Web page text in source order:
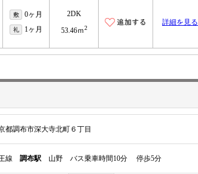
敷 0ヶ月
礼 1ヶ月
2DK
53.46ｍ2
詳細を見る
都調布市深大寺北町６丁目
線 調布駅 山野 バス乗車時間10分 停歩5分